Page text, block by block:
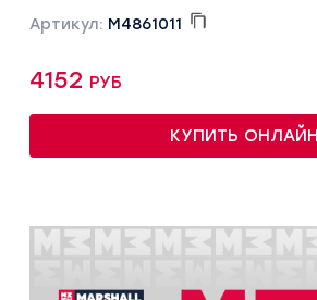
Артикул: M4861011
4152 руб
КУПИТЬ ОНЛАЙН